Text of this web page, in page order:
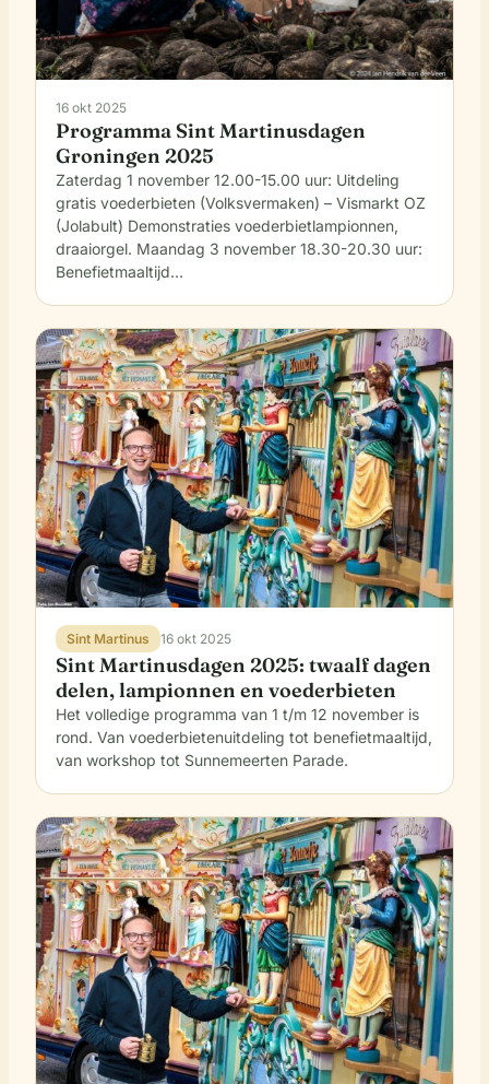
16 okt 2025
Programma Sint Martinusdagen
Groningen 2025
Zaterdag 1 november 12.00-15.00 uur: Uitdeling
gratis voederbieten (Volksvermaken) – Vismarkt OZ
(Jolabult) Demonstraties voederbietlampionnen,
draaiorgel. Maandag 3 november 18.30-20.30 uur:
Benefietmaaltijd…
Sint Martinus 16 okt 2025
Sint Martinusdagen 2025: twaalf dagen
delen, lampionnen en voederbieten
Het volledige programma van 1 t/m 12 november is
rond. Van voederbietenuitdeling tot benefietmaaltijd,
van workshop tot Sunnemeerten Parade.